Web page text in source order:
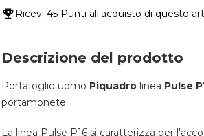
Ricevi 45 Punti all'acquisto di questo
Descrizione del prodotto
Portafoglio uomo Piquadro linea Pulse
portamonete.
La linea Pulse P16 si caratterizza per